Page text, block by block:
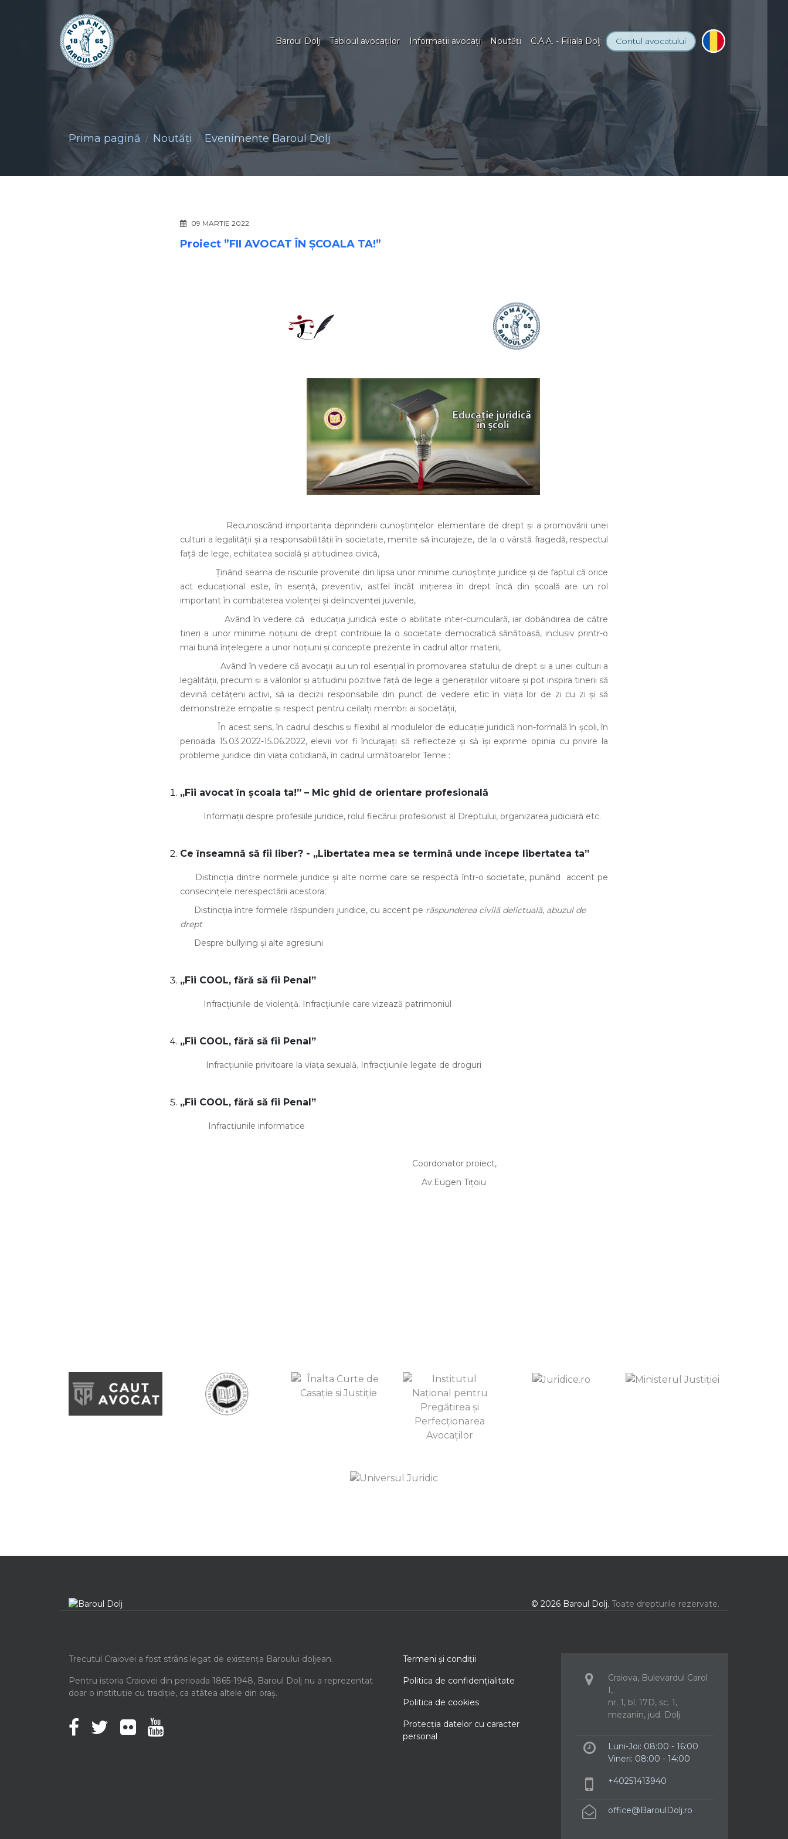
Baroul Dolj Tabloul avocaţilor Informaţii avocaţi Noutăţi C.A.A. - Filiala Dolj Contul avocatului
Prima pagină Noutăţi Evenimente Baroul Dolj
09 MARTIE 2022
Proiect ”FII AVOCAT ÎN ȘCOALA TA!”
Recunoscând importanța deprinderii cunoștințelor elementare de drept și a promovării unei
culturi a legalității și a responsabilității în societate, menite să încurajeze, de la o vârstă fragedă, respectul
față de lege, echitatea socială și atitudinea civică,
Ținând seama de riscurile provenite din lipsa unor minime cunoștințe juridice și de faptul că orice
act educațional este, în esență, preventiv, astfel încât inițierea în drept încă din școală are un rol
important în combaterea violenței și delincvenței juvenile,
Având în vedere că educația juridică este o abilitate inter-curriculară, iar dobândirea de către
tineri a unor minime noțiuni de drept contribuie la o societate democratică sănătoasă, inclusiv printr-o
mai bună înțelegere a unor noțiuni și concepte prezente în cadrul altor materii,
Având în vedere că avocații au un rol esențial în promovarea statului de drept și a unei culturi a
legalității, precum și a valorilor și atitudinii pozitive față de lege a generațiilor viitoare și pot inspira tinerii să
devină cetățeni activi, să ia decizii responsabile din punct de vedere etic în viața lor de zi cu zi și să
demonstreze empatie și respect pentru ceilalți membri ai societății,
În acest sens, în cadrul deschis și flexibil al modulelor de educație juridică non-formală în școli, în
perioada 15.03.2022-15.06.2022, elevii vor fi încurajați să reflecteze și să își exprime opinia cu privire la
probleme juridice din viața cotidiană, în cadrul următoarelor Teme :
„Fii avocat în școala ta!” – Mic ghid de orientare profesională
Informații despre profesiile juridice, rolul fiecărui profesionist al Dreptului, organizarea judiciară etc.
Ce înseamnă să fii liber? - „Libertatea mea se termină unde începe libertatea ta”
Distincția dintre normele juridice și alte norme care se respectă într-o societate, punând accent pe
consecințele nerespectării acestora;
Distincția între formele răspunderii juridice, cu accent pe răspunderea civilă delictuală, abuzul de
drept
Despre bullying și alte agresiuni
„Fii COOL, fără să fii Penal”
Infracțiunile de violență. Infracțiunile care vizează patrimoniul
„Fii COOL, fără să fii Penal”
Infracțiunile privitoare la viața sexuală. Infracțiunile legate de droguri
„Fii COOL, fără să fii Penal”
Infracțiunile informatice
Coordonator proiect,
Av.Eugen Tițoiu
© 2026 Baroul Dolj. Toate drepturile rezervate.
Trecutul Craiovei a fost strâns legat de existența Baroului doljean.
Pentru istoria Craiovei din perioada 1865-1948, Baroul Dolj nu a reprezentat
doar o instituție cu tradiție, ca atâtea altele din oraș.
Termeni şi condiţii
Politica de confidenţialitate
Politica de cookies
Protecţia datelor cu caracter
personal
Craiova, Bulevardul Carol
I,
nr. 1, bl. 17D, sc. 1,
mezanin, jud. Dolj
Luni-Joi: 08:00 - 16:00
Vineri: 08:00 - 14:00
+40251413940
office@BaroulDolj.ro